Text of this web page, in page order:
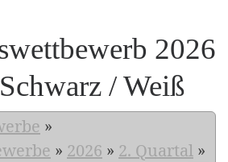
2026
/ Weiß
»
» 2026 » 2. Quartal »